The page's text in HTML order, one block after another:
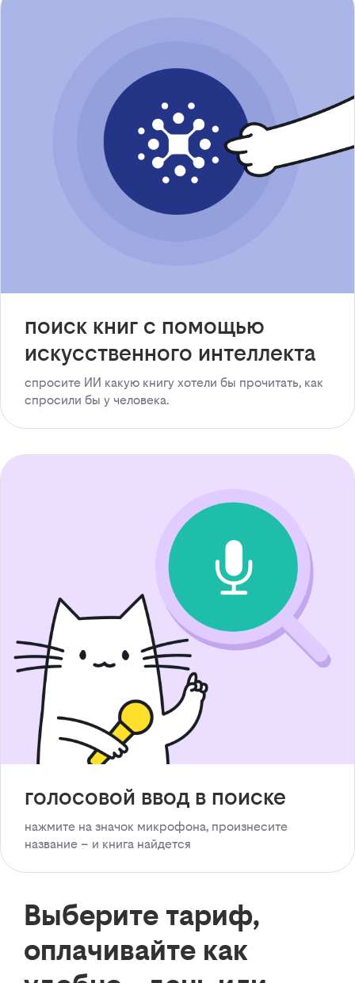
поиск книг с помощью
искусственного интеллекта
спросите ИИ какую книгу хотели бы прочитать, как
спросили бы у человека.
голосовой ввод в поиске
нажмите на значок микрофона, произнесите
название – и книга найдется
Выберите тариф,
оплачивайте как